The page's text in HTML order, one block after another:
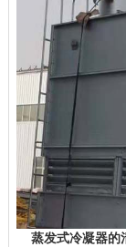
蒸发式冷凝器的